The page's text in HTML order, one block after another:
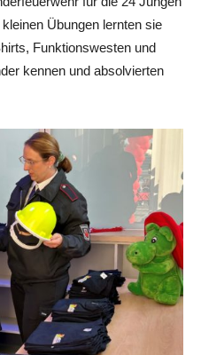
Übungen lernten sie
Funktionswesten und
kennen und absolvierten